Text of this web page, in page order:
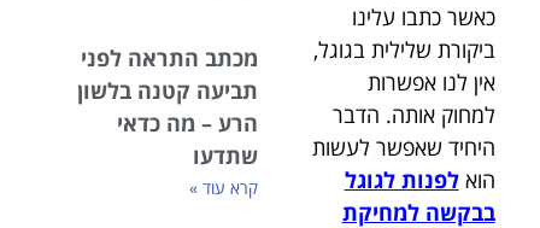
כאשר כתבו עלינו
ביקורת שלילית בגוגל,
אין לנו אפשרות
למחוק אותה. הדבר
היחיד שאפשר לעשות
הואלפנות לגוגל
בבקשה למחיקת
מכתב התראה לפני
תביעה קטנה בלשון
הרע – מה כדאי
שתדעו
קרא עוד »